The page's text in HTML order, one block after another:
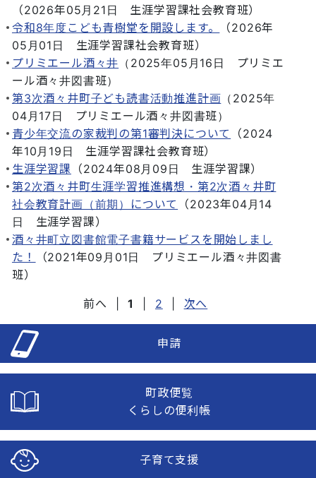
（2026年05月21日 生涯学習課社会教育班）
令和8年度こども青樹堂を開設します。
（2026年
05月01日
生涯学習課社会教育班）
プリミエール酒々井 （ 2025年05月16日
プリミエ
ール酒々井図書班）
第3次酒々井町子ども読書活動推進計画 （ 2025年
04月17日
プリミエール酒々井図書班）
青少年交流の家裁判の第1審判決について
（2024
年10月19日
生涯学習課社会教育班）
生涯学習課 （2024年08月09日 生涯学習課）
第2次酒々井町生涯学習推進構想・第2次酒々井町
社会教育計画（前期）について
（2023年04月14
日
生涯学習課）
酒々井町立図書館電子書籍サービスを開始しまし
た！
（2021年09月01日
プリミエール酒々井図書
班）
前へ 1 2 次へ
申請
町政便覧
くらしの便利帳
子育て支援